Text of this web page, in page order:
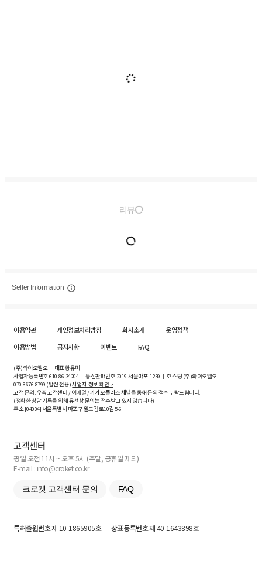
리뷰
Seller Information
이용약관 개인정보처리방침 회사소개
운영정책
이용방법
공지사항 이벤트 FAQ
(주)와이오엘오 ㅣ 대표 황유미
사업자등록번호610-86-34204ㅣ 통신판매번호 2019-서울마포-1239 ㅣ 호스팅 (주)와이오엘오
070-8676-8799 (발신 전용)사업자 정보 확인 >
고객 문의: 우측 고객센터 / 이메일 / 카카오플러스 채널을 통해 문의 접수 부탁드립니다.
(정확한 상담 기록을 위해 유선상 문의는 접수받고 있지 않습니다)
주소 [04004] 서울특별시 마포구 월드컵로10길5-6
고객센터
평일 오전 11시 ~ 오후 5시 (주말, 공휴일 제외)
E-mail : info@croket.co.kr
크로켓 고객센터 문의 FAQ
특허출원번호제 10-1865905호 상표등록번호제 40-1643898호